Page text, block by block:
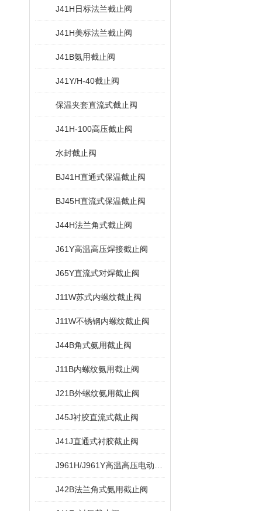
J41H日标法兰截止阀
J41H美标法兰截止阀
J41B氨用截止阀
J41Y/H-40截止阀
保温夹套直流式截止阀
J41H-100高压截止阀
水封截止阀
BJ41H直通式保温截止阀
BJ45H直流式保温截止阀
J44H法兰角式截止阀
J61Y高温高压焊接截止阀
J65Y直流式对焊截止阀
J11W苏式内螺纹截止阀
J11W不锈钢内螺纹截止阀
J44B角式氨用截止阀
J11B内螺纹氨用截止阀
J21B外螺纹氨用截止阀
J45J衬胶直流式截止阀
J41J直通式衬胶截止阀
J42B法兰角式氨用截止阀